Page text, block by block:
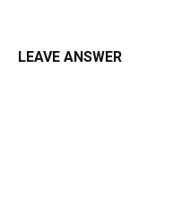
LEAVE ANSWER